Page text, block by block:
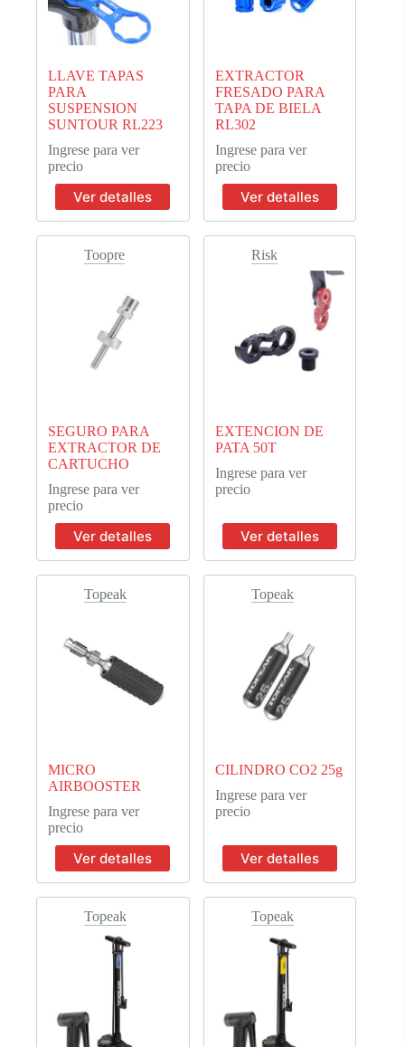
LLAVE TAPAS
PARA
SUSPENSION
SUNTOUR RL223
Ingrese para ver
precio
Ver detalles
EXTRACTOR
FRESADO PARA
TAPA DE BIELA
RL302
Ingrese para ver
precio
Ver detalles
Toopre
SEGURO PARA
EXTRACTOR DE
CARTUCHO
Ingrese para ver
precio
Ver detalles
Risk
EXTENCION DE
PATA 50T
Ingrese para ver
precio
Ver detalles
Topeak
MICRO
AIRBOOSTER
Ingrese para ver
precio
Ver detalles
Topeak
CILINDRO CO2 25g
Ingrese para ver
precio
Ver detalles
Topeak Topeak